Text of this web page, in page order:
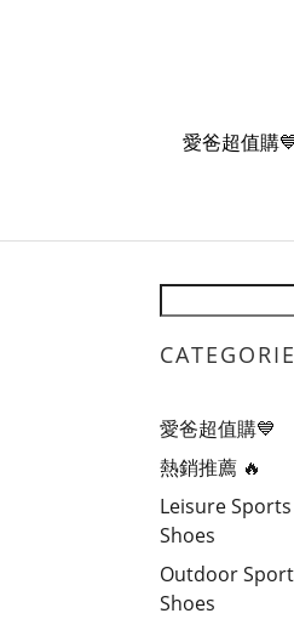
愛爸超值購
愛爸超值購💙
熱銷推薦 🔥
Leisure Sports
Shoes
Outdoor
Shoes